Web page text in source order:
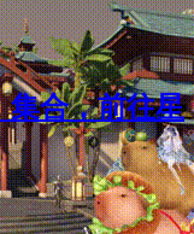
集合，前往星